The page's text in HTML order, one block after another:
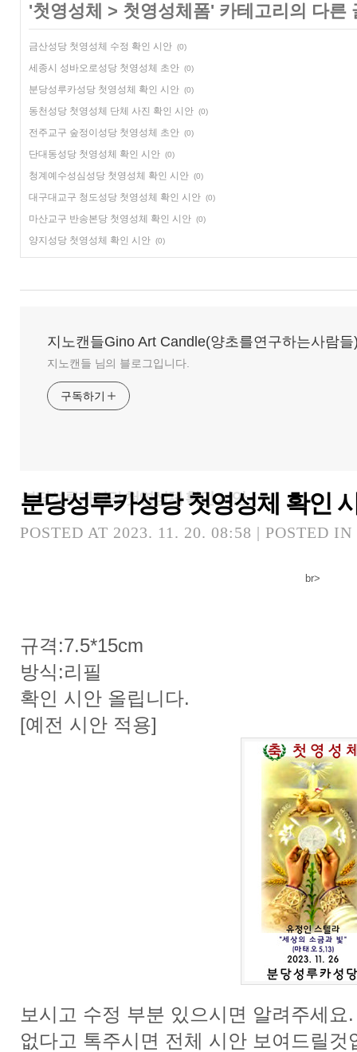
'첫영성체 > 첫영성체폼' 카테고리의 다른
금산성당 첫영성체 수정 확인 시안 (0)
세종시 성바오로성당 첫영성체 초안 (0)
분당성루카성당 첫영성체 확인 시안 (0)
동천성당 첫영성체 단체 사진 확인 시안 (0)
전주교구 숲정이성당 첫영성체 초안 (0)
단대동성당 첫영성체 확인 시안 (0)
청계예수성심성당 첫영성체 확인 시안 (0)
대구대교구 청도성당 첫영성체 확인 시안 (0)
마산교구 반송본당 첫영성체 확인 시안 (0)
양지성당 첫영성체 확인 시안 (0)
지노캔들Gino Art Candle(양초를연구하는사람들
지노캔들 님의 블로그입니다.
구독하기
분당성루카성당 첫영성체 확인 시안
분당성루카성당 첫영성체 확인
POSTED AT 2023. 11. 20. 08:58 | POSTED IN
br>
규격:7.5*15cm
방식:리필
확인 시안 올립니다.
[예전 시안 적용]
보시고 수정 부분 있으시면 알려주세요.
없다고 톡주시면 전체 시안 보여드릴것